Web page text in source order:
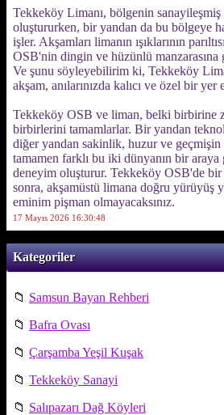
Kategoriler
📁 Samsun Bayan Rehberi
📁 Bafra Ovası
📁 Çarşamba Yeşil Kuşak
📁 Tekkeköy Sanayi
📁 Salıpazarı Dağ Köyleri
Tekkeköy Limanı, bölgenin sanayileşmiş
oluştururken, bir yandan da bu bölgeye
işler. Akşamları limanın ışıklarının
OSB'nin dingin ve hüzünlü manzarasına
Ve şunu söyleyebilirim ki, Tekkeköy
akşam, anılarınızda kalıcı ve özel bir yer
Tekkeköy OSB ve liman, belki birbirine
birbirlerini tamamlarlar. Bir yandan
diğer yandan sakinlik, huzur ve geçmişin
tamamen farklı bu iki dünyanın bir
deneyim oluşturur. Tekkeköy OSB'de
sonra, akşamüstü limana doğru yürüyüş
eminim pişman olmayacaksınız.
17 Mayıs 2026 16:30:48